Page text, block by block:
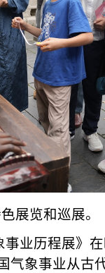
展览和巡展。
业历程展》
气象事业从古